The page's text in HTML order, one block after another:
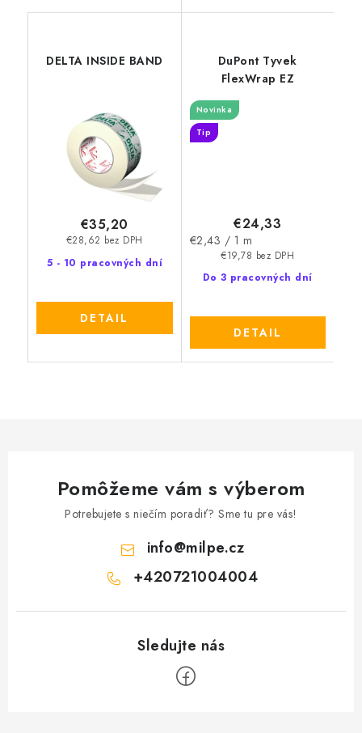
DELTA INSIDE BAND
5 - 10 pracovných dní
€28,62 bez DPH
€35,20
DETAIL
DuPont Tyvek
FlexWrap EZ
Novinka
Tip
Do 3 pracovných dní
€19,78 bez DPH
€24,33
Jednotková
€2,43 / 1 m
DETAIL
Pomôžeme vám s výberom
Potrebujete s niečím poradiť? Sme tu pre vás!
info@milpe.cz
+420721004004